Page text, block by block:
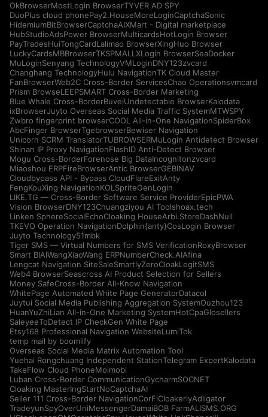
OkBrowserMostLogin BrowserTYVER AD SPY
DuoPlus cloud phonePay2.HouseMoreLoginCaptchaSonic
HidemiumBitBrowserCaptchaAIXMart - Digital marketplace
HubStudioAdsPower BrowserMulticardsHotLogin Browser
PayTradesHuiTongCardLalimao BrowserXingHuo Browser
LuckyCardsMBBrowserTKSPMALLXLogin BrowserSeaDocker
MuLoginSenyang TechnologyVMLoginDNY123zvcard
Changhang TechnologyHulu NavigationTK Cloud Master
FanBrowserWeb2C Cross-Border ServicesChao Operationsvmcard
Prism BrowseLEEPSMART Cross-Border Marketing
Blue Whale Cross-BorderBuveiUndetectable BrowserKalodata
ixBrowserJuyto Overseas Social Media Traffic SystemMTWSPY
Zwbro fingerprint browserCOOL All-in-One NavigationSpiderBox
AbcFinger BrowserTgebrowserBewiser Navigation
Unicorn SCRM TranslatorTUBROWSERMuLogin Antidetect Browser
Shinan IP Proxy NavigationFlashID Anti-Detect Browser
Mogu Cross-BorderForenose Big DataIncognitonzvcard
Miaoshou ERPFireBrowserAntic BrowserGEBINAV
Cloudbypass API - Bypass CloudFlareExitAnty
FengKouXing NavigationKOLSpriteGenLogin
LIKE.TG — Cross-Border Software Service ProviderEpicPWA
Vision BrowserDNY123Chuangziyou AI Toolshoax.tech
Linken SphereSocialEchoCloaking HouseArbi.StoreDashNull
TKEVO Operation NavigationDolphin{anty}CosLogin Browser
Juyto Technology51mbk
Tiger SMS — Virtual Numbers for SMS VerificationRoxyBrowser
Smart BIAIWangXiaoWang ERPNumberCheck.AIAfina
Lengcat Navigation SiteSaleSmartlyZeroCloakLegitSMS
Web4 BrowserSeascross AI Product Selection for Sellers
Money SafeCross-Border All-Know Navigation
WhitePage Automated White Page GeneratorDatacol
Juytui Social Media Publishing Aggregation SystemOuzhou123
HuanYuZhiLian All-in-One Marketing SystemHotCpaGlosellers
SaleyeeToDetect IP CheckGen White Page
Etsy168 Professional Navigation WebsiteLumiTok
temp mail by boomlify
Overseas Social Media Matrix Automation Tool
Yuehai Rongchuang Independent StationTelegram ExpertKalodata
TakeFlow Cloud PhoneMoimobi
Luban Cross-Border CommunicationGycharmSOCNET
Cloaking MasterIngStartNoCaptchaAI
Seller 111 Cross-Border NavigationCorFiCloakerlyAdligator
TradeyunSpyOverUniMessengerDamaiBOB FarmALISMS.ORG